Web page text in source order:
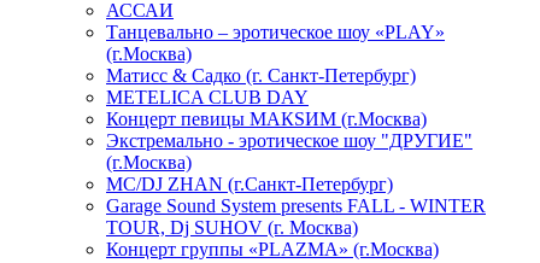
АССАИ
Танцевально – эротическое шоу «PLAY»
(г.Москва)
Матисс & Садко (г. Санкт-Петербург)
METELICA CLUB DAY
Концерт певицы МАКSИМ (г.Москва)
Экстремально - эротическое шоу "ДРУГИЕ"
(г.Москва)
МС/DJ ZHAN (г.Санкт-Петербург)
Garage Sound System presents FALL - WINTER
TOUR, Dj SUHOV (г. Москва)
Концерт группы «PLAZMA» (г.Москва)